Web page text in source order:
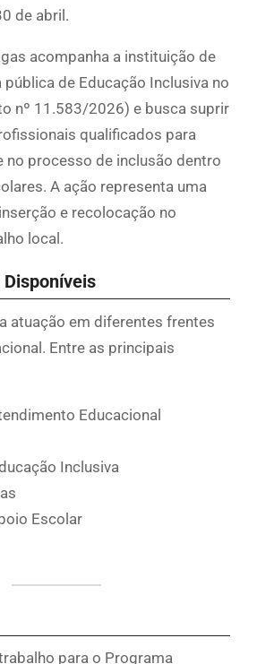
de abril.
acompanha a instituição de
de Educação Inclusiva no
nº 11.583/2026) e busca suprir
qualificados para
no processo de inclusão dentro
A ação representa uma
e recolocação no
local.
atuação em diferentes frentes
Entre as principais
Educacional
Inclusiva
Escolar
para o Programa